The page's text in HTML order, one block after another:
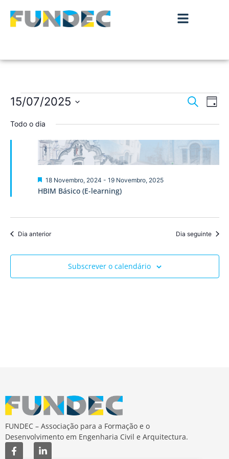
de
e
Pesquisar
de
Dia
15/07/2025
a
Todo o dia
HBIM Básico (E-learning)
Destaque
18 Novembro, 2024 - 19 Novembro, 2025
Dia anterior Dia seguinte
Subscrever o calendário
FUNDEC – Associação para a Formação e o
Desenvolvimento em Engenharia Civil e Arquitectura.